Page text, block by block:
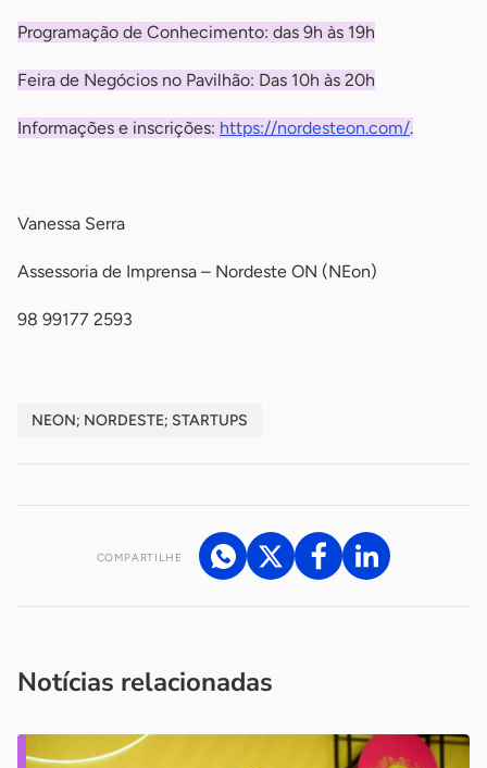
Programação de Conhecimento: das 9h às 19h
Feira de Negócios no Pavilhão: Das 10h às 20h
Informações e inscrições: https://nordesteon.com/.
Vanessa Serra
Assessoria de Imprensa – Nordeste ON (NEon)
98 99177 2593
NEON; NORDESTE; STARTUPS
COMPARTILHE
Notícias relacionadas